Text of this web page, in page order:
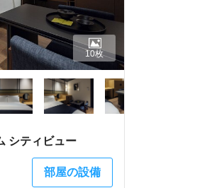
date.
Press
the
question
mark
key
to
get
shortcuts
changing
シティビュー
部屋の設備
10枚